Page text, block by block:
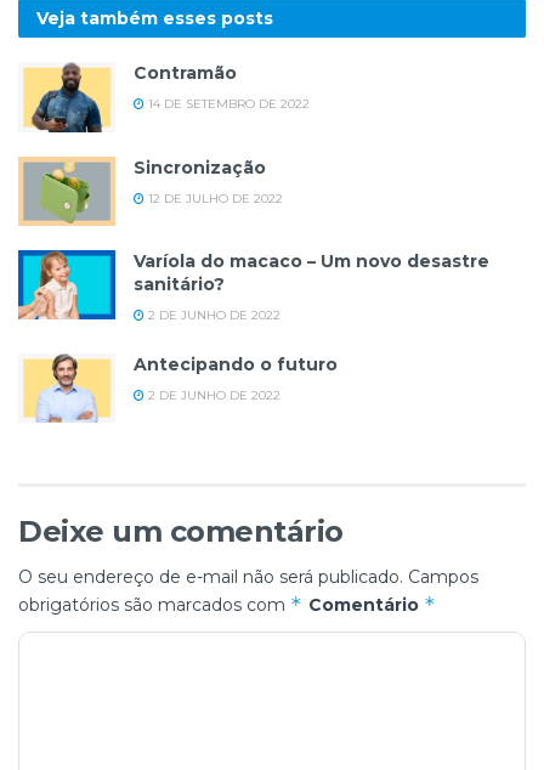
Veja também esses posts
Contramão
14 DE SETEMBRO DE 2022
Sincronização
12 DE JULHO DE 2022
Varíola do macaco – Um novo desastre
sanitário?
2 DE JUNHO DE 2022
Antecipando o futuro
2 DE JUNHO DE 2022
Deixe um comentário
O seu endereço de e-mail não será publicado. Campos
obrigatórios são marcados com * Comentário *